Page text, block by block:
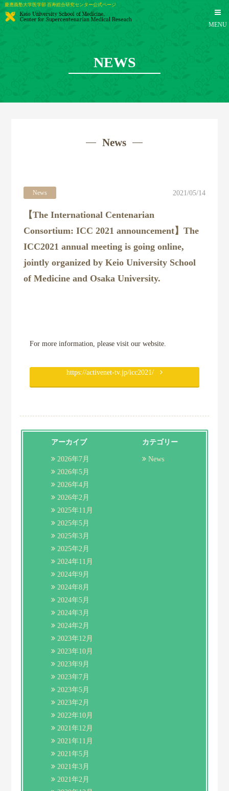
慶應義塾大学医学部 百寿総合研究センター公式ページ
MENU
NEWS
News
【The International Centenarian
Consortium: ICC 2021 announcement】The
ICC2021 annual meeting is going online,
jointly organized by Keio University School
of Medicine and Osaka University.
News 2021/05/14
For more information, please visit our website.
https://activenet-tv.jp/icc2021/
アーカイブ
2026年7月
2026年5月
2026年4月
2026年2月
2025年11月
2025年5月
2025年3月
2025年2月
2024年11月
2024年9月
2024年8月
2024年5月
2024年3月
2024年2月
2023年12月
2023年10月
2023年9月
2023年7月
2023年5月
2023年2月
2022年10月
2021年12月
2021年11月
2021年5月
2021年3月
2021年2月
カテゴリー
News
共同研究